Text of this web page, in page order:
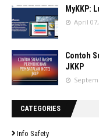
MyKKP:
April
Contoh
JKKP
CATEGORIES
Info Safety